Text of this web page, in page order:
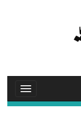
Toggle